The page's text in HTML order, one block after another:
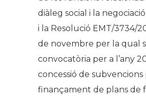
diàleg social i la
i la Resolució EMT/3734/
de novembre per la qual
convocatòria per a l’any
concessió de subvencions
finançament de plans de